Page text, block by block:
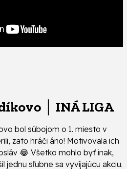
│ INÁ LIGA
bol súbojom o 1. miesto v
zato hráči áno! Motivovala ich
😂 Všetko mohlo byť inak,
jednu sľubne sa vyvíjajúcu akciu.